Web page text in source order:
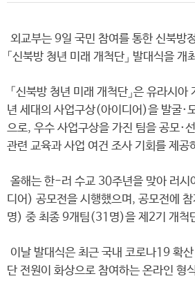
외교부는 9일 국민 참여를 통한 신북방
「신북방 청년 미래 개척단」 발대식을 개
「신북방 청년 미래 개척단」은 유라시
년 세대의 사업구상(아이디어)을 발굴·
으로, 우수 사업구상을 가진 팀을 공모·
관련 교육과 사업 여건 조사 기회를 제공
올해는 한-러 수교 30주년을 맞아 러시
디어) 공모전을 시행했으며, 공모전에
명) 중 최종 9개팀(31명)을 제2기 개척
이날 발대식은 최근 국내 코로나19 확
단 전원이 화상으로 참여하는 온라인 형